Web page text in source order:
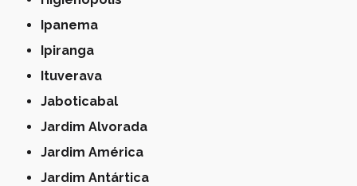
Ipanema
Ipiranga
Ituverava
Jaboticabal
Jardim Alvorada
Jardim América
Jardim Antártica